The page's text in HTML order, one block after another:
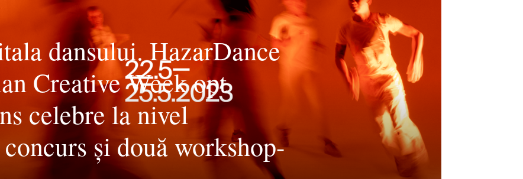
dansului. HazarDance
Creative Week opt
celebre la nivel
și două workshop-